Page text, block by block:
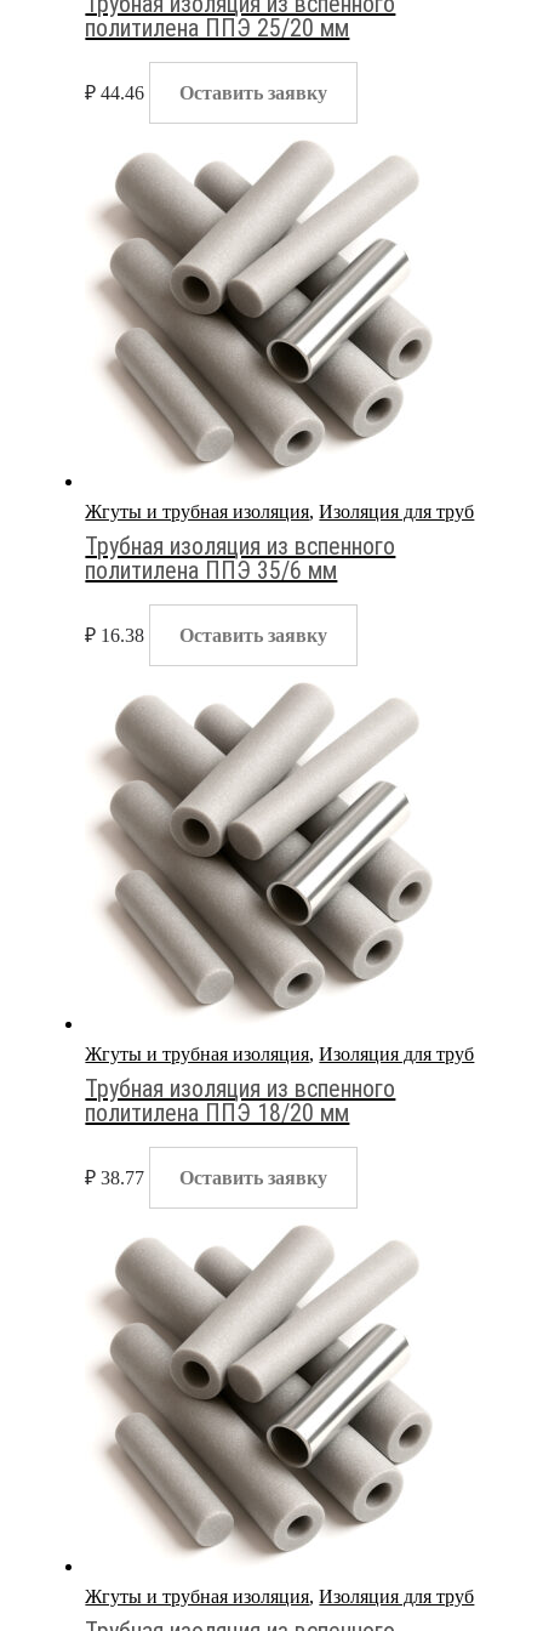
политилена ППЭ 25/20 мм
₽ 44.46 Оставить заявку
Жгуты и трубная изоляция,Изоляция для труб
Трубная изоляция из вспенного
политилена ППЭ 35/6 мм
₽ 16.38 Оставить заявку
Жгуты и трубная изоляция,Изоляция для труб
Трубная изоляция из вспенного
политилена ППЭ 18/20 мм
₽ 38.77 Оставить заявку
Жгуты и трубная изоляция,Изоляция для труб